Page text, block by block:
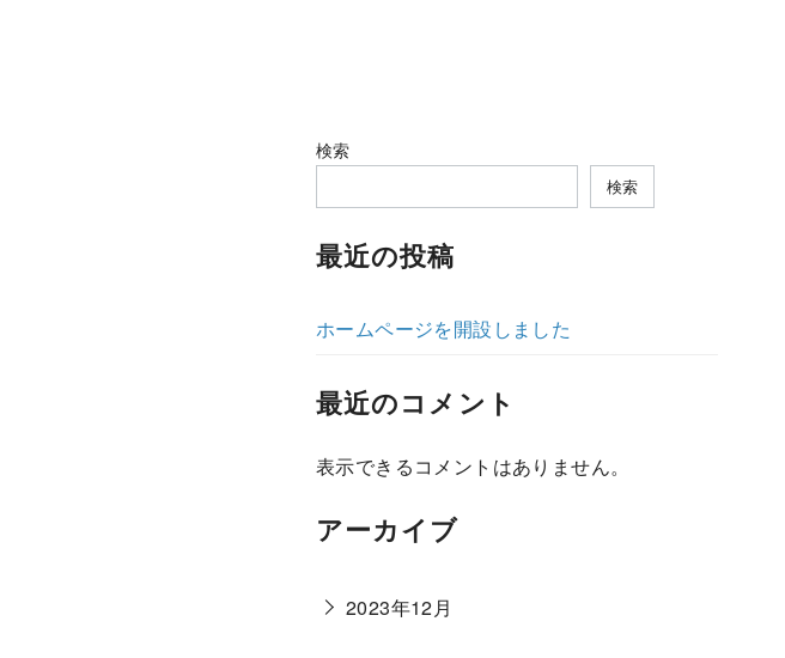
検索
検索
最近の投稿
ホームページを開設しました
最近のコメント
表示できるコメントはありません。
アーカイブ
2023年12月